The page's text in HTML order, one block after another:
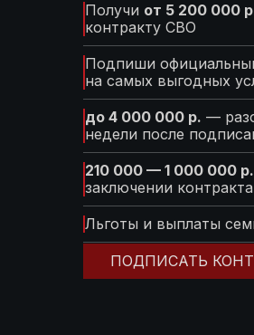
Получи от 5 200 000
контракту СВО
Подпиши
на самых выгодных
до 4 000 000 р. —
недели после
210 000 — 1 000 000
заключении
Льготы и выплаты
ПОДПИСАТЬ